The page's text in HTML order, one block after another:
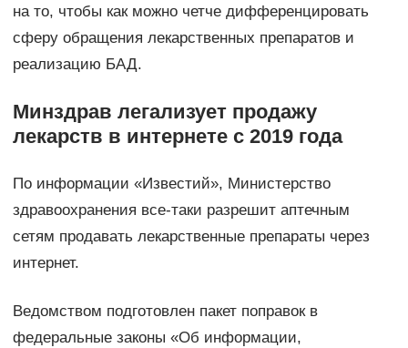
на то, чтобы как можно четче дифференцировать
сферу обращения лекарственных препаратов и
реализацию БАД.
Минздрав легализует продажу
лекарств в интернете с 2019 года
По информации «Известий», Министерство
здравоохранения все-таки разрешит аптечным
сетям продавать лекарственные препараты через
интернет.
Ведомством подготовлен пакет поправок в
федеральные законы «Об информации,